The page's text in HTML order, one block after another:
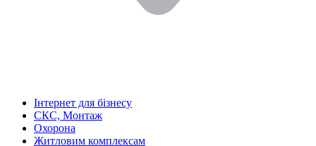
Інтернет для бізнесу
СКС, Монтаж
Охорона
Житловим комплексам